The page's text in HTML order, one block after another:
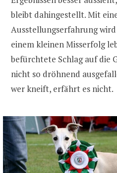
bleibt dahingestellt. Mit
Ausstellungserfahrung
einem kleinen Misserfolg
befürchtete Schlag auf die
nicht so dröhnend
wer kneift, erfährt es nicht.